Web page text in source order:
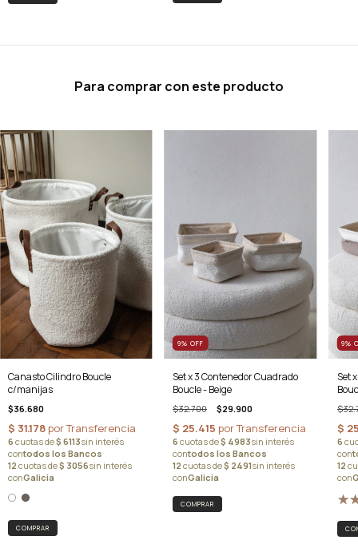
Para comprar con este producto
Canasto Cilindro Boucle
c/manijas
$36.680
COMPRAR
9% OFF
Set x 3 Contenedor Cuadrado
Boucle - Beige
$32.700 $29.900
9%
Set